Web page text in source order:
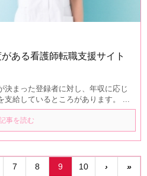
ある看護師転職支援サイト
決まった登録者に対し、年収に応じ
支給しているところがあります。 ...
事を読む
7 8 9 10 › »